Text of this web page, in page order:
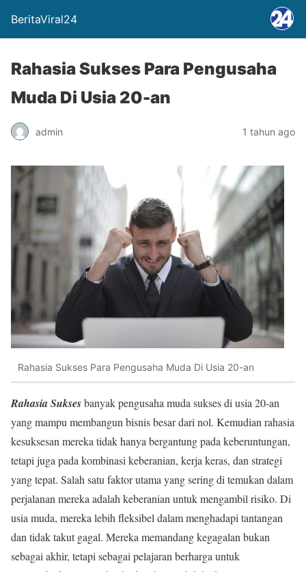
BeritaViral24
Rahasia Sukses Para Pengusaha
Muda Di Usia 20-an
admin 1 tahun ago
Rahasia Sukses Para Pengusaha Muda Di Usia 20-an
Rahasia Suksesbanyak pengusaha muda sukses di usia 20-an
yang mampu membangun bisnis besar dari nol. Kemudian rahasia
kesuksesan mereka tidak hanya bergantung pada keberuntungan,
tetapi juga pada kombinasi keberanian, kerja keras, dan strategi
yang tepat. Salah satu faktor utama yang sering di temukan dalam
perjalanan mereka adalah keberanian untuk mengambil risiko. Di
usia muda, mereka lebih fleksibel dalam menghadapi tantangan
dan tidak takut gagal. Mereka memandang kegagalan bukan
sebagai akhir, tetapi sebagai pelajaran berharga untuk